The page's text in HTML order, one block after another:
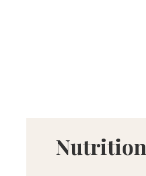
Nutrition